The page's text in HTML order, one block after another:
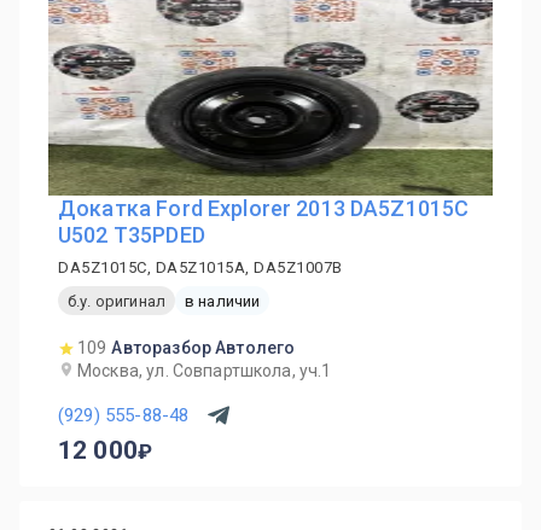
Докатка Ford Explorer 2013 DA5Z1015C
U502 T35PDED
DA5Z1015C, DA5Z1015A, DA5Z1007B
б.у. оригинал
в наличии
109 Авторазбор Автолего
Москва, ул. Совпартшкола, уч.1
(929) 555-88-48
12 000